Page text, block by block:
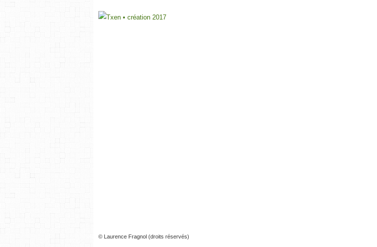
© Laurence Fragnol (droits réservés)